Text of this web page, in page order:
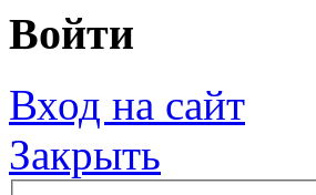
Войти
Вход на сайт
Закрыть